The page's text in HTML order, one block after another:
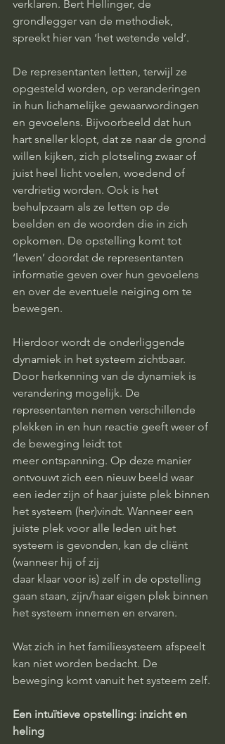
verklaren. Bert Hellinger, de
grondlegger van de methodiek,
spreekt hier van ‘het wetende veld’.
De representanten letten, terwijl ze
opgesteld worden, op veranderingen
in hun lichamelijke gewaarwordingen
en gevoelens. Bijvoorbeeld dat hun
hart sneller klopt, dat ze naar de grond
willen kijken, zich plotseling zwaar of
juist heel licht voelen, woedend of
verdrietig worden. Ook is het
behulpzaam als ze letten op de
beelden en de woorden die in zich
opkomen. De opstelling komt tot
‘leven’ doordat de representanten
informatie geven over hun gevoelens
en over de eventuele neiging om te
bewegen.
Hierdoor wordt de onderliggende
dynamiek in het systeem zichtbaar.
Door herkenning van de dynamiek is
verandering mogelijk. De
representanten nemen verschillende
plekken in en hun reactie geeft weer of
de beweging leidt tot
meer ontspanning. Op deze manier
ontvouwt zich een nieuw beeld waar
een ieder zijn of haar juiste plek binnen
het systeem (her)vindt. Wanneer een
juiste plek voor alle leden uit het
systeem is gevonden, kan de cliënt
(wanneer hij of zij
daar klaar voor is) zelf in de opstelling
gaan staan, zijn/haar eigen plek binnen
het systeem innemen en ervaren.
Wat zich in het familiesysteem afspeelt
kan niet worden bedacht. De
beweging komt vanuit het systeem zelf.
Een intuïtieve opstelling: inzicht en
heling